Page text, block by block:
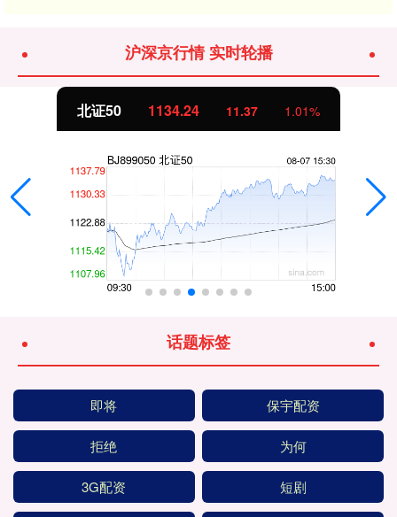
沪深京行情 实时轮播
北证50 1134.24 11.37 1.01%
话题标签
即将 保宇配资
拒绝 为何
3G配资 短剧